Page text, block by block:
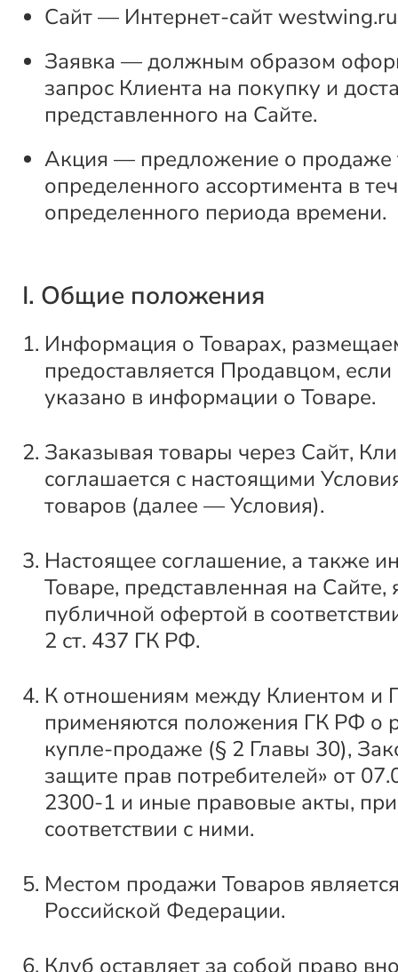
Сайт — Интернет-сайт westwing.ru
Заявка — должным образом
запрос Клиента на покупку и
представленного на Сайте.
Акция — предложение о продаже
определенного ассортимента в
определенного периода времени.
I. Общие положения
Информация о Товарах,
предоставляется Продавцом,
указано в информации о Товаре.
Заказывая товары через Сайт,
соглашается с настоящими
товаров (далее — Условия).
Настоящее соглашение, а также
Товаре, представленная на Сайте,
публичной офертой в
2 ст. 437 ГК РФ.
К отношениям между Клиентом и
применяются положения ГК РФ о
купле-продаже (§ 2 Главы 30),
защите прав потребителей» от
2300-1 и иные правовые акты,
соответствии с ними.
Местом продажи Товаров
Российской Федерации.
Клуб оставляет за собой право